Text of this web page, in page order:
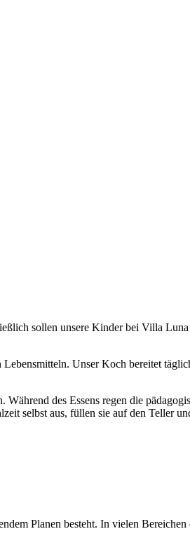
sollen unsere Kinder bei Villa
Unser Koch bereitet
des Essens regen die
selbst aus, füllen sie auf den Teller
Planen besteht. In vielen Bereichen